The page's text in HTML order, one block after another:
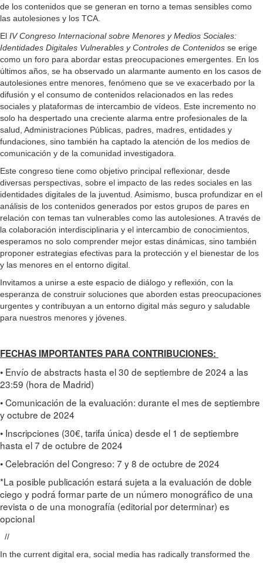
de los contenidos que se generan en torno a temas sensibles como
las autolesiones y los TCA.
El IV Congreso Internacional sobre Menores y Medios Sociales:
Identidades Digitales Vulnerables y Controles de Contenidos se erige
como un foro para abordar estas preocupaciones emergentes. En los
últimos años, se ha observado un alarmante aumento en los casos de
autolesiones entre menores, fenómeno que se ve exacerbado por la
difusión y el consumo de contenidos relacionados en las redes
sociales y plataformas de intercambio de vídeos. Este incremento no
solo ha despertado una creciente alarma entre profesionales de la
salud, Administraciones Públicas, padres, madres, entidades y
fundaciones, sino también ha captado la atención de los medios de
comunicación y de la comunidad investigadora.
Este congreso tiene como objetivo principal reflexionar, desde
diversas perspectivas, sobre el impacto de las redes sociales en las
identidades digitales de la juventud. Asimismo, busca profundizar en el
análisis de los contenidos generados por estos grupos de pares en
relación con temas tan vulnerables como las autolesiones. A través de
la colaboración interdisciplinaria y el intercambio de conocimientos,
esperamos no solo comprender mejor estas dinámicas, sino también
proponer estrategias efectivas para la protección y el bienestar de los
y las menores en el entorno digital.
Invitamos a unirse a este espacio de diálogo y reflexión, con la
esperanza de construir soluciones que aborden estas preocupaciones
urgentes y contribuyan a un entorno digital más seguro y saludable
para nuestros menores y jóvenes.
FECHAS IMPORTANTES PARA CONTRIBUCIONES:
• Envío de abstracts hasta el 30 de septiembre de 2024 a las
23:59 (hora de Madrid)
• Comunicación de la evaluación: durante el mes de septiembre
y octubre de 2024
• Inscripciones (30€, tarifa única) desde el 1 de septiembre
hasta el 7 de octubre de 2024
• Celebración del Congreso: 7 y 8 de octubre de 2024
*La posible publicación estará sujeta a la evaluación de doble
ciego y podrá formar parte de un número monográfico de una
revista o de una monografía (editorial por determinar) es
opcional
//
In the current digital era, social media has radically transformed the